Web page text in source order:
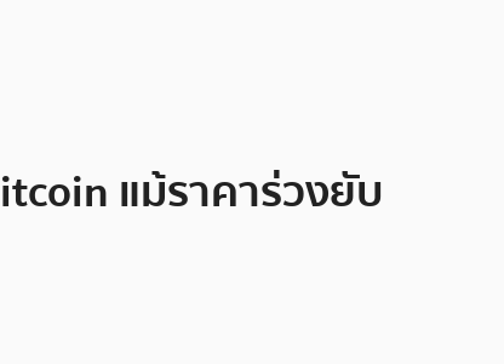
แม้ราคาร่วงยับ